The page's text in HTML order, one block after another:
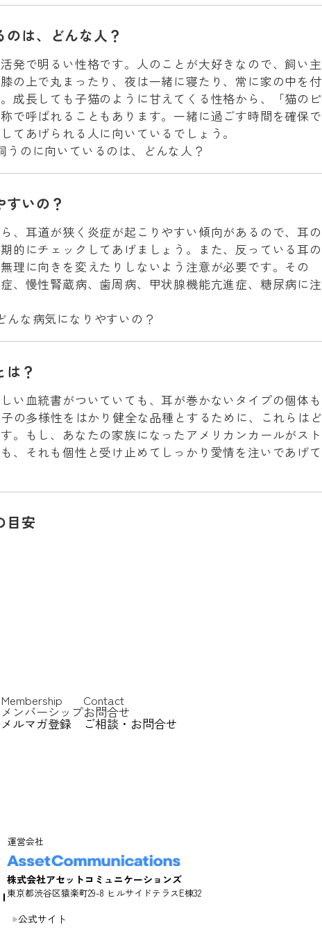
は、どんな人？
発で明るい性格です。人のことが大好きなので、飼い主
の上で丸まったり、夜は一緒に寝たり、常に家の中を付
成長しても子猫のように甘えてくる性格から、「猫のピ
で呼ばれることもあります。一緒に過ごす時間を確保で
てあげられる人に向いているでしょう。
すいの？
、耳道が狭く炎症が起こりやすい傾向があるので、耳の
的にチェックしてあげましょう。また、反っている耳の
理に向きを変えたりしないよう注意が必要です。その
、慢性腎蔵病、歯周病、甲状腺機能亢進症、糖尿病に注
？
い血統書がついていても、耳が巻かないタイプの個体も
の多様性をはかり健全な品種とするために、これらはど
。もし、あなたの家族になったアメリカンカールがスト
、それも個性と受け止めてしっかり愛情を注いであげて
目安
Membership
メンバーシップ
メルマガ登録
Contact
お問合せ
ご相談・お問合せ
運営会社
株式会社アセットコミュニケーションズ
東京都渋谷区猿楽町29-8 ヒルサイドテラスE棟32
公式サイト